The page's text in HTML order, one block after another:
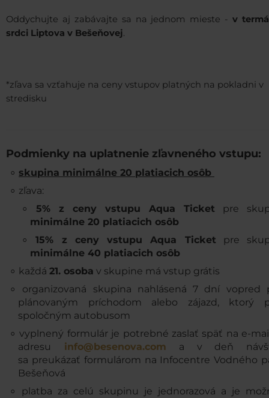
Oddychujte aj zabávajte sa na jednom mieste -v
srdci Liptova v Bešeňovej.
*zľava sa vzťahuje na ceny vstupov platných na pokladni v
stredisku
Podmienky na uplatnenie zľavneného vstupu:
skupina minimálne 20 platiacich osôb
zľava:
5% z ceny vstupu Aqua Ticket pre
minimálne 20 platiacich osôb
15% z ceny vstupu Aqua Ticket pre
minimálne 40 platiacich osôb
každá 21. osoba v skupine má vstup grátis
organizovaná skupina nahlásená 7 dní vopred
plánovaným príchodom alebo zájazd, ktorý
spoločným autobusom
vyplnený formulár je potrebné zaslať späť na e-
adresu
info@besenova.com
a v deň
sa preukázať formulárom na Infocentre Vodného
Bešeňová
platba za celú skupinu je jednorazová a je